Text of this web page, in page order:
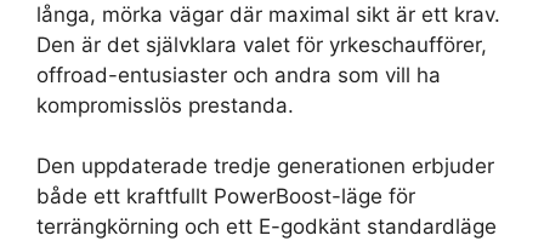
långa, mörka vägar där maximal sikt är ett krav.
Den är det självklara valet för yrkeschaufförer,
offroad-entusiaster och andra som vill ha
kompromisslös prestanda.
Den uppdaterade tredje generationen erbjuder
både ett kraftfullt PowerBoost-läge för
terrängkörning och ett E-godkänt standardläge